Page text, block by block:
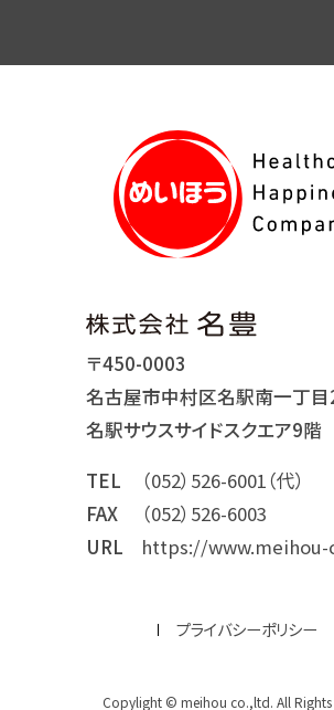
〒450-0003
名古屋市中村区名駅南一丁
名駅サウスサイドスクエア9階
TEL
（052）526-6001（代）
FAX
（052）526-6003
URL
https://www.meihou-
プライバシーポリシー
Copylight © meihou co.,ltd. All Rights